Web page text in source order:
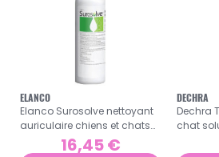
ELANCO
Elanco Surosolve nettoyant
auriculaire chiens et chats
16,45 €
DECHRA
Dechra
chat